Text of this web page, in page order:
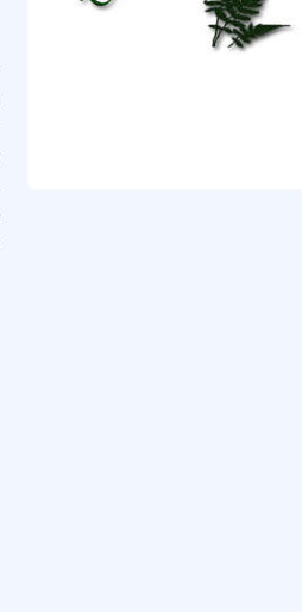
Turizm faaliyetlerinin çevreye en az